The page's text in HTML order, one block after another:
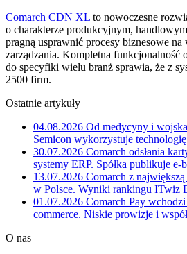
Comarch CDN XL to nowoczesne
o charakterze produkcyjnym,
pragną usprawnić procesy biznesowe na
zarządzania. Kompletna funkcjonalność
do specyfiki wielu branż sprawia, że z
2500 firm.
Ostatnie artykuły
04.08.2026 Od medycyny i
Semicon wykorzystuje
30.07.2026 Comarch odsłania
systemy ERP. Spółka publikuje
13.07.2026 Comarch z
w Polsce. Wyniki rankingu ITwiz
01.07.2026 Comarch Pay
commerce. Niskie prowizje i
O nas